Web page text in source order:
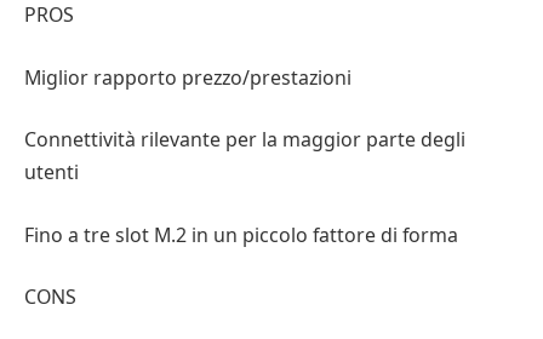
PROS
Miglior rapporto prezzo/prestazioni
Connettività rilevante per la maggior parte degli
utenti
Fino a tre slot M.2 in un piccolo fattore di forma
CONS